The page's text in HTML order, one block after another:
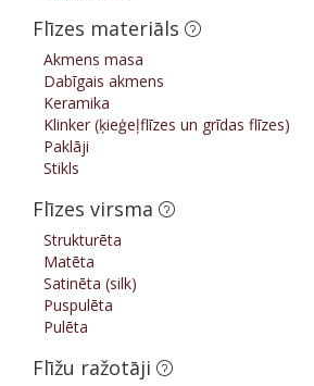
Flīzes materiāls
Akmens masa
Dabīgais akmens
Keramika
Klinker (ķieģeļflīzes un grīdas flīzes)
Paklāji
Stikls
Flīzes virsma
Strukturēta
Matēta
Satinēta (silk)
Puspulēta
Pulēta
Flīžu ražotāji